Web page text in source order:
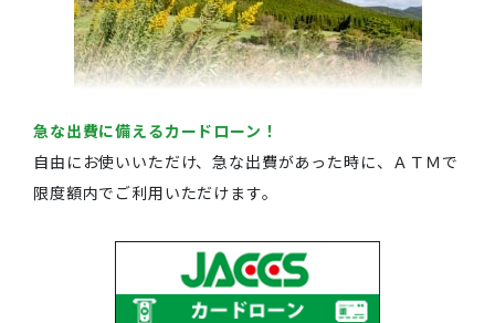
急な出費に備えるカードローン！
自由にお使いいただけ、急な出費があった時に、ＡＴＭで
限度額内でご利用いただけます。